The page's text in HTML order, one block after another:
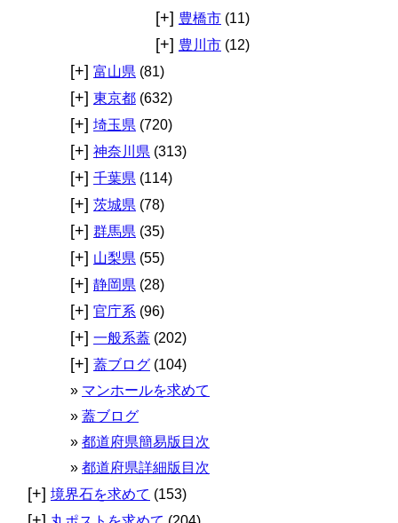
[+] 豊橋市 (11)
[+] 豊川市 (12)
[+] 富山県 (81)
[+] 東京都 (632)
[+] 埼玉県 (720)
[+] 神奈川県 (313)
[+] 千葉県 (114)
[+] 茨城県 (78)
[+] 群馬県 (35)
[+] 山梨県 (55)
[+] 静岡県 (28)
[+] 官庁系 (96)
[+] 一般系蓋 (202)
[+] 蓋ブログ (104)
マンホールを求めて
蓋ブログ
都道府県簡易版目次
都道府県詳細版目次
[+] 境界石を求めて (153)